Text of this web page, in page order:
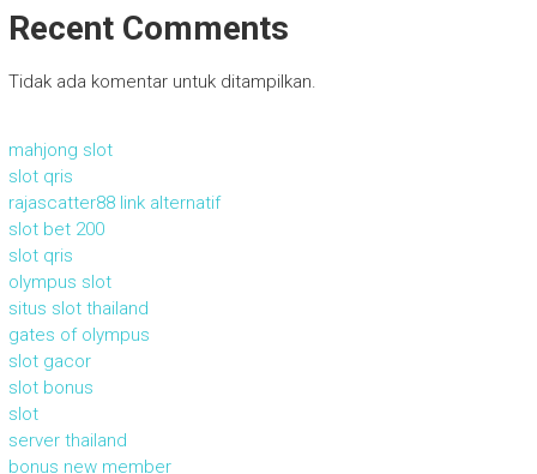
Recent Comments
Tidak ada komentar untuk ditampilkan.
mahjong slot
slot qris
rajascatter88 link alternatif
slot bet 200
slot qris
olympus slot
situs slot thailand
gates of olympus
slot gacor
slot bonus
slot
server thailand
bonus new member